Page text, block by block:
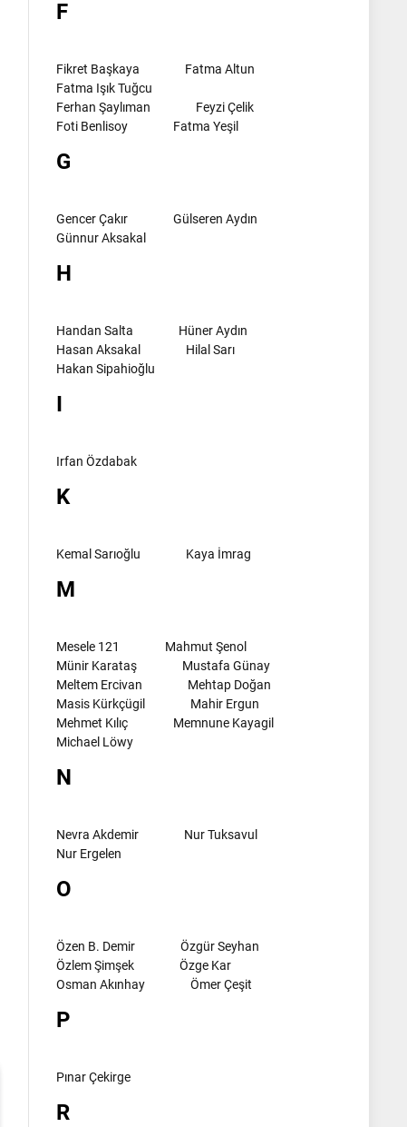
F
Fikret Başkaya
Fatma Altun
Fatma Işık Tuğcu
Ferhan Şaylıman
Feyzi Çelik
Foti Benlisoy
Fatma Yeşil
G
Gencer Çakır
Gülseren Aydın
Günnur Aksakal
H
Handan Salta
Hüner Aydın
Hasan Aksakal
Hilal Sarı
Hakan Sipahioğlu
I
Irfan Özdabak
K
Kemal Sarıoğlu Kaya İmrag
M
Mesele 121
Mahmut Şenol
Münir Karataş
Mustafa Günay
Meltem Ercivan
Mehtap Doğan
Masis Kürkçügil
Mahir Ergun
Mehmet Kılıç
Memnune Kayagil
Michael Löwy
N
Nevra Akdemir
Nur Tuksavul
Nur Ergelen
O
Özen B. Demir
Özgür Seyhan
Özlem Şimşek
Özge Kar
Osman Akınhay
Ömer Çeşit
P
Pınar Çekirge
R